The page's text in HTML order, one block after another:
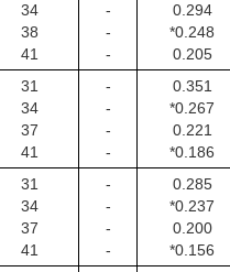
34
38
41
-
-
-
0.294
*0.248
0.205
31
34
37
41
-
-
-
-
0.351
*0.267
0.221
*0.186
31
34
37
41
-
-
-
-
0.285
*0.237
0.200
*0.156